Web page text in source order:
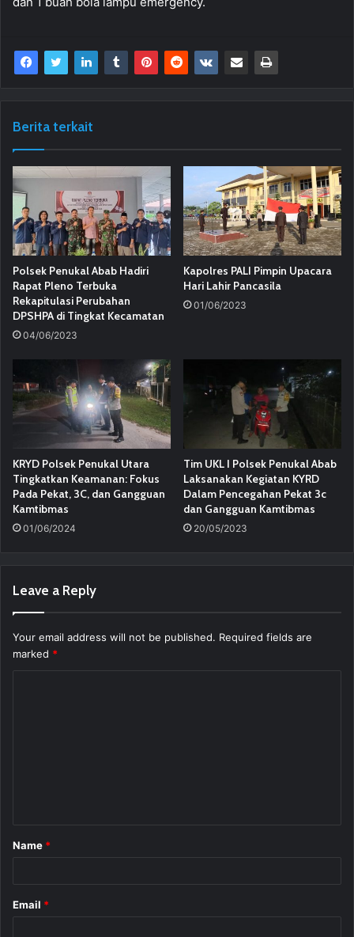
Berita terkait
Polsek Penukal Abab Hadiri
Rapat Pleno Terbuka
Rekapitulasi Perubahan
DPSHPA di Tingkat Kecamatan
04/06/2023
Kapolres PALI Pimpin Upacara
Hari Lahir Pancasila
01/06/2023
KRYD Polsek Penukal Utara
Tingkatkan Keamanan: Fokus
Pada Pekat, 3C, dan Gangguan
Kamtibmas
01/06/2024
Tim UKL I Polsek Penukal Abab
Laksanakan Kegiatan KYRD
Dalam Pencegahan Pekat 3c
dan Gangguan Kamtibmas
20/05/2023
Leave a Reply
Your email address will not be published. Required fields are
marked *
*
Name *
Email *